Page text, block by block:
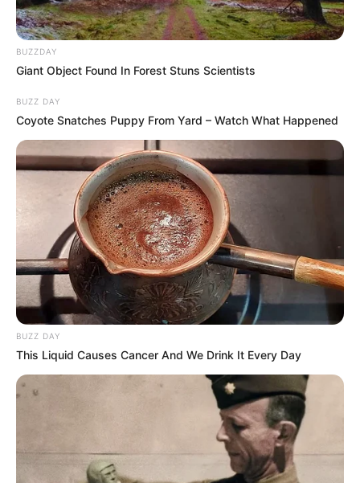
folyamatosan, a tér és a környező utcák is
megtelnek. A jelenlévők számát szinte lehetetlen
megszámolni, mert a tömeg folyamatosan áramlik,
mint egy élő folyam.
A hangulat meglepően nyugodt és derűs. Az
emberek mosolyognak egymásra, sokan
beszélgetnek, családok, barátok állnak együtt a
BUZZDAY
Giant Object Found In Forest Stuns Scientists
BUZZ DAY
Coyote Snatches Puppy From Yard – Watch What Happened
BUZZ DAY
This Liquid Causes Cancer And We Drink It Every Day